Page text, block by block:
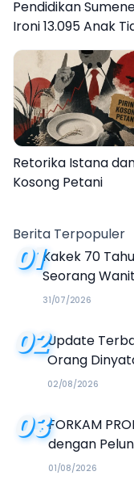
Pendidikan
Ironi 13.095 Anak
Sekolah
Semarak Festival
Kalender Event
Retorika Istana
Kosong Petani
Berita Terpopuler
01Kakek 70
Seorang
31/07/2026
02Update
Orang
02/08/2026
03FORKAM
dengan
Organisasi
01/08/2026